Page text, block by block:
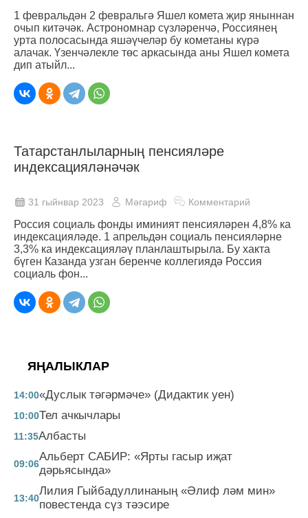
1 февральдән 2 февральгә Яшел комета җир яныннан
очып китәчәк. Астрономнар сүзләренчә, Россиянең
урта полосасында яшәүчеләр бу кометаны күрә
алачак. Үзенчәлекле төс аркасында аны Яшел комета
дип атыйл...
Татарстанлыларның пенсияләре
индексацияләнәчәк
31 гыйнвар 2023 Мәгариф Комментарий
Россия социаль фонды иминият пенсияләрен 4,8% ка
индексацияләде. 1 апрельдән социаль пенсияләрне
3,3% ка индексацияләү планлаштырыла. Бу хакта
бүген Казанда узган беренче коллегиядә Россия
социаль фон...
ЯҢАЛЫКЛАР
14:00«Дуслык тәгәрмәче» (Дидактик уен)
10:00Тел ачкычлары
11:35Албасты
09:06
Альберт САБИР: «Ярты гасыр иҗат
дәрьясында»
13:40
Лилия Гыйбадуллинаның «Әлиф ләм мин»
повестенда сүз тәэсире